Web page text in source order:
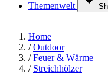
Themenwelt
Home
/ Outdoor
/ Feuer & Wärme
/ Streichhölzer